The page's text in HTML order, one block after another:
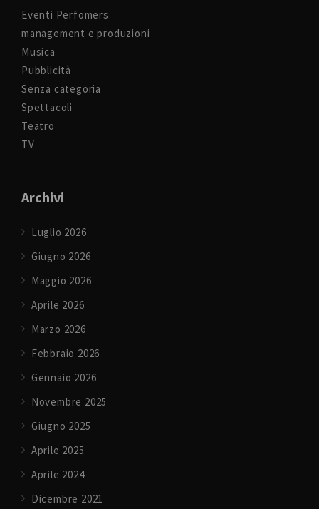
Eventi Perfomers
management e produzioni
Musica
Pubblicità
Senza categoria
Spettacoli
Teatro
TV
Archivi
Luglio 2026
Giugno 2026
Maggio 2026
Aprile 2026
Marzo 2026
Febbraio 2026
Gennaio 2026
Novembre 2025
Giugno 2025
Aprile 2025
Aprile 2024
Dicembre 2021